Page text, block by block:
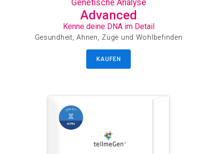
Genetische Analyse
Advanced
Kenne deine DNA im Detail
Gesundheit, Ahnen, Züge und Wohlbefinden
KAUFEN